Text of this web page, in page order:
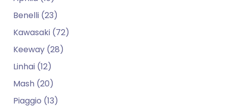
Benelli (23)
Kawasaki (72)
Keeway (28)
Linhai (12)
Mash (20)
Piaggio (13)